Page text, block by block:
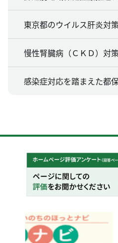
東京都のウイルス肝炎対策
慢性腎臓病（ＣＫＤ）対策
感染症対応を踏まえた都